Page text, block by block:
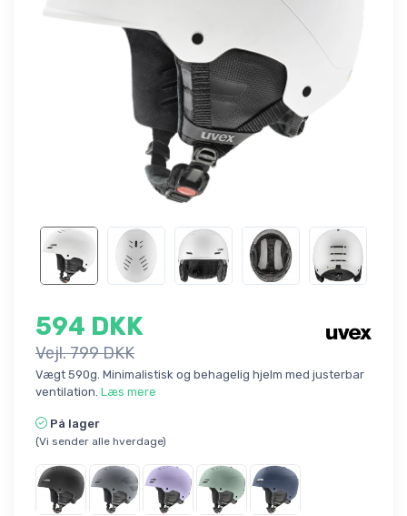
594 DKK
Vejl. 799 DKK
Vægt 590g. Minimalistisk og behagelig hjelm med justerbar
ventilation. Læs mere
På lager
(Vi sender alle hverdage)